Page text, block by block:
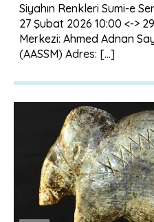
Siyahın Renkleri Sumi-e
27 Şubat 2026 10:00 <->
Merkezi: Ahmed Adnan
(AASSM) Adres: […]